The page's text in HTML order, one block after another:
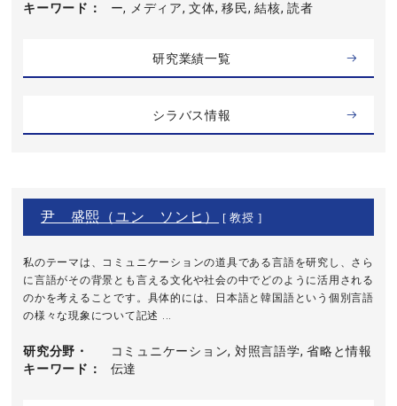
キーワード
ー, メディア, 文体, 移民, 結核, 読者
研究業績一覧
シラバス情報
尹 盛熙（ユン ソンヒ） [ 教授 ]
私のテーマは、コミュニケーションの道具である言語を研究し、さら
に言語がその背景とも言える文化や社会の中でどのように活用される
のかを考えることです。具体的には、日本語と韓国語という個別言語
の様々な現象について記述 ...
研究分野・
キーワード
コミュニケーション, 対照言語学, 省略と情報
伝達